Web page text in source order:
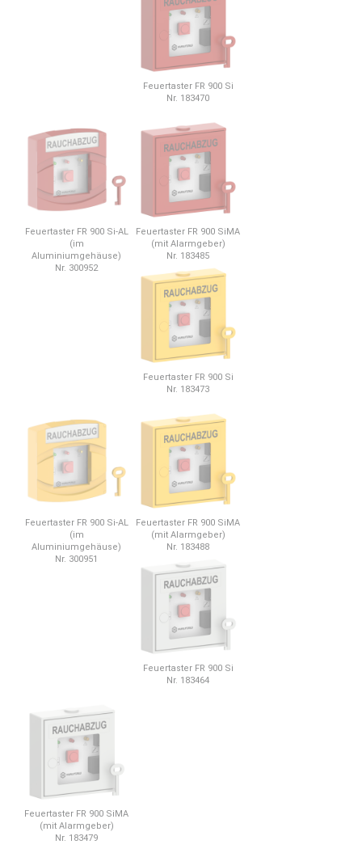
Feuertaster FR 900 Si
Nr. 183470
Feuertaster FR 900 Si-AL
(im
Aluminiumgehäuse)
Nr. 300952
Feuertaster FR 900 SiMA
(mit Alarmgeber)
Nr. 183485
Feuertaster FR 900 Si
Nr. 183473
Feuertaster FR 900 Si-AL
(im
Aluminiumgehäuse)
Nr. 300951
Feuertaster FR 900 SiMA
(mit Alarmgeber)
Nr. 183488
Feuertaster FR 900 Si
Nr. 183464
Feuertaster FR 900 SiMA
(mit Alarmgeber)
Nr. 183479